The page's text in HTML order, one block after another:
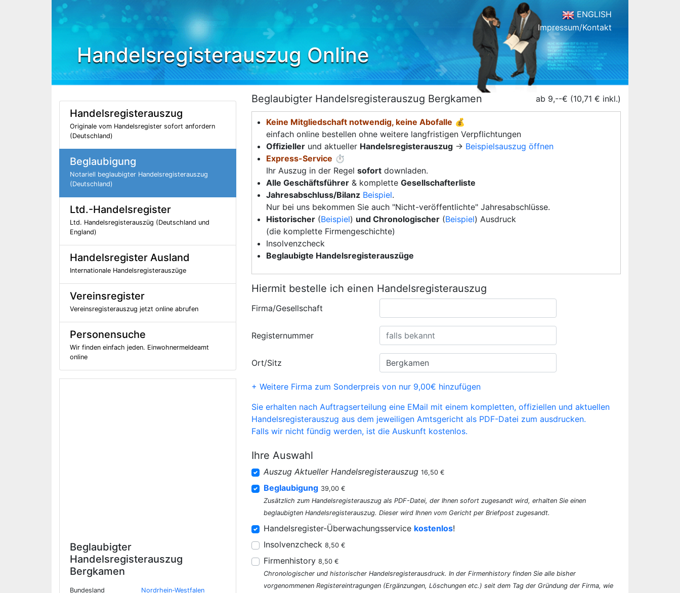
Handelsregisterauszug Online
ENGLISH
Impressum/Kontakt
Handelsregisterauszug
Originale vom Handelsregister sofort anfordern
(Deutschland)
Beglaubigung
Notariell beglaubigter Handelsregisterauszug
(Deutschland)
Ltd.-Handelsregister
Ltd. Handelsregisterauszüg (Deutschland und
England)
Handelsregister Ausland
Internationale Handelsregisterauszüge
Vereinsregister
Vereinsregisterauszug jetzt online abrufen
Personensuche
Wir finden einfach jeden. Einwohnermeldeamt
online
Beglaubigter
Handelsregisterauszug
Bergkamen
Bundesland
Nordrhein-Westfalen
Beglaubigter Handelsregisterauszug Bergkamen ab 9,--€ (10,71 € inkl.)
Keine Mitgliedschaft notwendig, keine Abofalle 💰
einfach online bestellen ohne weitere langfristigen Verpflichtungen
Offizieller und aktueller Handelsregisterauszug → Beispielsauszug öffnen
Express-Service ⏱️
Ihr Auszug in der Regel sofort downladen.
Alle Geschäftsführer & komplette Gesellschafterliste
Jahresabschluss/Bilanz Beispiel.
Nur bei uns bekommen Sie auch "Nicht-veröffentlichte" Jahresabschlüsse.
Historischer (Beispiel) und Chronologischer (Beispiel) Ausdruck
(die komplette Firmengeschichte)
Insolvenzcheck
Beglaubigte Handelsregisterauszüge
Hiermit bestelle ich einen Handelsregisterauszug
Firma/Gesellschaft
Registernummer
Ort/Sitz
+ Weitere Firma zum Sonderpreis von nur 9,00€ hinzufügen
Sie erhalten nach Auftragserteilung eine EMail mit einem kompletten, offiziellen und aktuellen
Handelsregisterauszug aus dem jeweiligen Amtsgericht als PDF-Datei zum ausdrucken.
Falls wir nicht fündig werden, ist die Auskunft kostenlos.
Ihre Auswahl
Auszug Aktueller Handelsregisterauszug 16,50 €
Beglaubigung 39,00 €
Zusätzlich zum Handelsregisterauszug als PDF-Datei, der Ihnen sofort zugesandt wird, erhalten Sie einen
beglaubigten Handelsregisterauszug. Dieser wird Ihnen vom Gericht per Briefpost zugesandt.
Handelsregister-Überwachungsservice kostenlos!
Insolvenzcheck 8,50 €
Firmenhistory 8,50 €
Chronologischer und historischer Handelsregisterausdruck. In der Firmenhistory finden Sie alle bisher
vorgenommenen Registereintragungen (Ergänzungen, Löschungen etc.) seit dem Tag der Gründung der Firma, wie